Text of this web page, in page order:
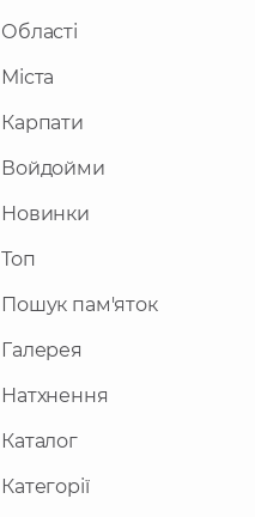
Області
Міста
Карпати
Войдойми
Новинки
Топ
Пошук пам'яток
Галерея
Натхнення
Каталог
Категорії